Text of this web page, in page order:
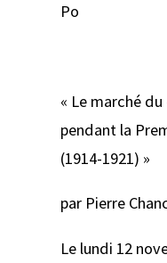
Po
« Le marché
pendant la
(1914-1921) »
par Pierre
Le lundi 12